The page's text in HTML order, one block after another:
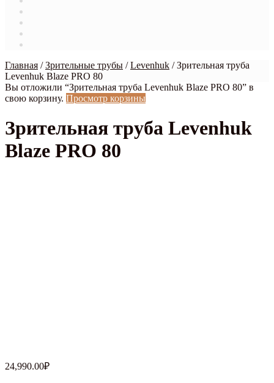
Главная /Зрительные трубы /Levenhuk /Зрительная труба
Levenhuk Blaze PRO 80
Вы отложили “Зрительная труба Levenhuk Blaze PRO 80” в
свою корзину. Просмотр корзины
Зрительная труба Levenhuk
Blaze PRO 80
24,990.00₽